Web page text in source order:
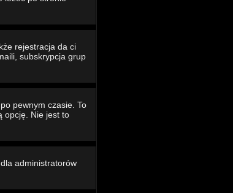
rejestracja da ci
subskrypcja grup
pewnym czasie. To
opcję. Nie jest to
administratorów